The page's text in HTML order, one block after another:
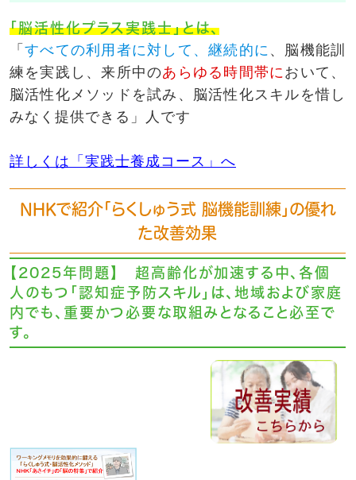
「脳活性化プラス実践士」とは、
「すべての利用者に対して、継続的に 、脳機能訓
練を実践し、来所中のあらゆる時間帯に おいて、
脳活性化メソッドを試み、脳活性化スキルを惜し
みなく提供できる」人です
詳しくは「実践士養成コース」へ
NHKで紹介「らくしゅう式 脳機能訓練」の優れ
た改善効果
【2025年問題】 超高齢化が加速する中、各個
人のもつ「認知症予防スキル」は、地域および家庭
内でも、重要かつ必要な取組みとなること必至で
す。